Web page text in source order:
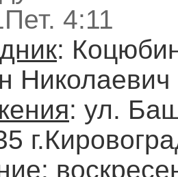
4:11
:
Николаевич
: ул.
: